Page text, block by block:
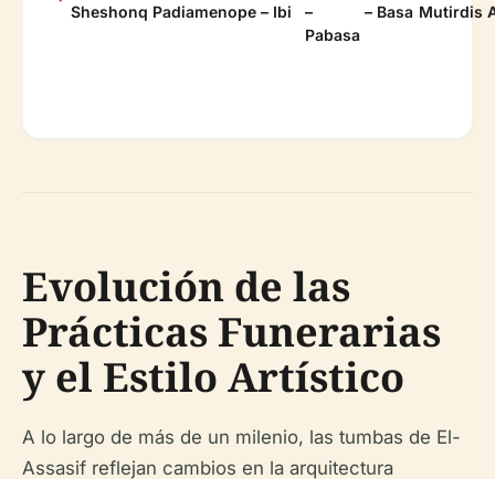
Sheshonq Padiamenope – Ibi
–
Pabasa
– Basa Mutirdis
Evolución de las
Prácticas Funerarias
y el Estilo Artístico
A lo largo de más de un milenio, las tumbas de El-
Assasif reflejan cambios en la arquitectura